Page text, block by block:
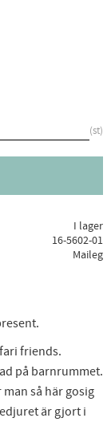
st
I lager
16-5602-01
Maileg
friends.
på barnrummet.
så här gosig
är gjort i